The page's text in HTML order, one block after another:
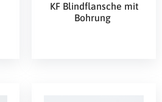
KF Blindflansche mit
Bohrung